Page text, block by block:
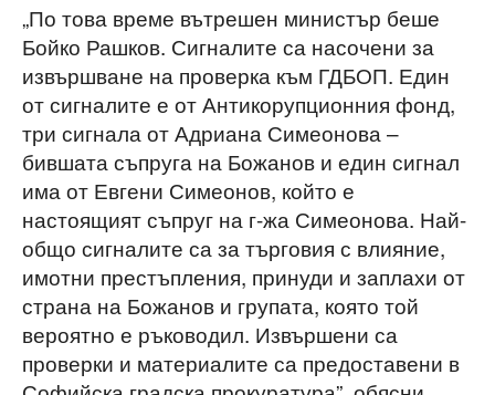
„По това време вътрешен министър беше
Бойко Рашков. Сигналите са насочени за
извършване на проверка към ГДБОП. Един
от сигналите е от Антикорупционния фонд,
три сигнала от Адриана Симеонова –
бившата съпруга на Божанов и един сигнал
има от Евгени Симеонов, който е
настоящият съпруг на г-жа Симеонова. Най-
общо сигналите са за търговия с влияние,
имотни престъпления, принуди и заплахи от
страна на Божанов и групата, която той
вероятно е ръководил. Извършени са
проверки и материалите са предоставени в